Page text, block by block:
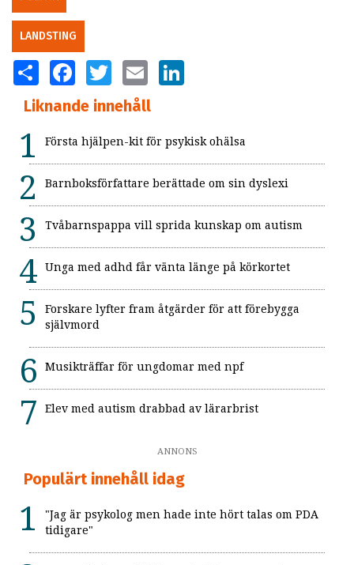
LANDSTING
SHARE FACEBOOKTWITTER EMAIL
Liknande innehåll
Första hjälpen-kit för psykisk ohälsa
Barnboksförfattare berättade om sin dyslexi
Tvåbarnspappa vill sprida kunskap om autism
Unga med adhd får vänta länge på körkortet
Forskare lyfter fram åtgärder för att förebygga
självmord
Musikträffar för ungdomar med npf
Elev med autism drabbad av lärarbrist
ANNONS
Populärt innehåll idag
"Jag är psykolog men hade inte hört talas om PDA
tidigare"